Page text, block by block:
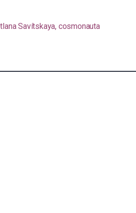
Savítskaya, cosmonauta